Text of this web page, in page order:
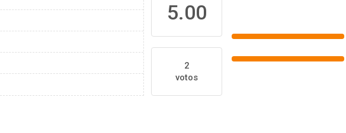
5.00
2
votos